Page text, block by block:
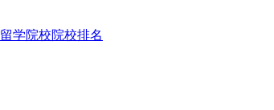
留学院校院校排名